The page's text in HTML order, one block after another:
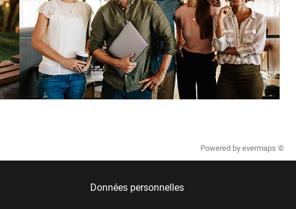
Powered by evermaps ©
Données personnelles